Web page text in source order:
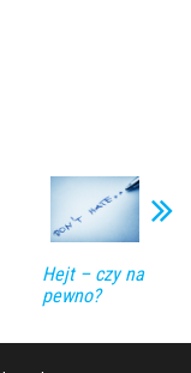
Hejt – czy na
pewno?